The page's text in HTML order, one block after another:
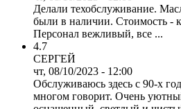
Делали техобслуживание.
были в наличии. Стоимость -
Персонал вежливый, все ...
4.7
СЕРГЕЙ
чт, 08/10/2023 - 12:00
Обслуживаюсь здесь с 90-х
многом говорит. Очень